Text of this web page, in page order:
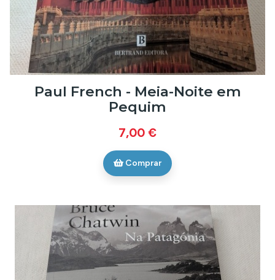
Paul French - Meia-Noite em
Pequim
7,00 €
Comprar